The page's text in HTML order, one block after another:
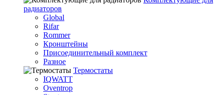
радиаторов
Global
Rifar
Rommer
Кронштейны
Присоединительный комплект
Разное
Термостаты
IQWATT
Oventrop